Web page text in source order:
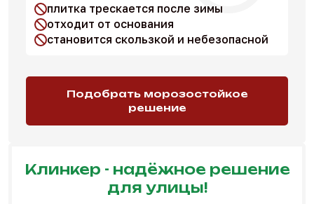
плитка трескается после зимы
отходит от основания
становится скользкой и небезопасной
Подобрать морозостойкое
решение
Клинкер - надёжное решение
для улицы!